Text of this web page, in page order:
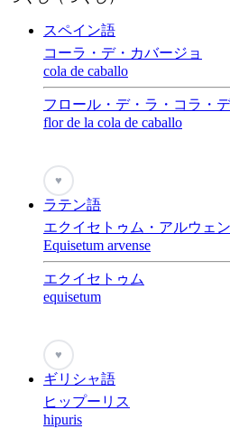
スペイン語
コーラ・デ・カバージョ
cola de caballo
フロール・デ・ラ・コラ・
flor de la cola de caballo
♥
ラテン語
エクイセトゥム・アルウェ
Equisetum arvense
エクイセトゥム
equisetum
♥
ギリシャ語
ヒップーリス
hipuris